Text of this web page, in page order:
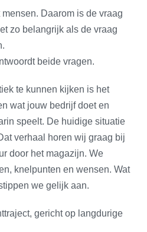
Daarom is de vraag
zo belangrijk als de vraag
beide vragen.
te kunnen kijken is het
wat jouw bedrijf doet en
speelt. De huidige situatie
verhaal horen wij graag bij
door het magazijn. We
knelpunten en wensen. Wat
we gelijk aan.
gericht op langdurige